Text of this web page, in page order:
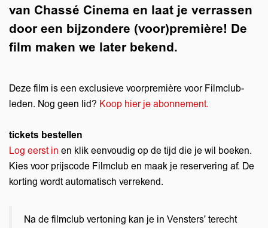
van Chassé Cinema en laat je verrassen
door een bijzondere (voor)première! De
film maken we later bekend.
Deze film is een exclusieve voorpremière voor Filmclub-
leden. Nog geen lid? Koop hier je abonnement.
tickets bestellen
Log eerst in en klik eenvoudig op de tijd die je wil boeken.
Kies voor prijscode Filmclub en maak je reservering af. De
korting wordt automatisch verrekend.
Na de filmclub vertoning kan je in Vensters' terecht